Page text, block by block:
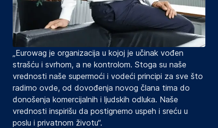
„Eurowag je organizacija u kojoj je učinak vođen
strašću i svrhom, a ne kontrolom. Stoga su naše
vrednosti naše supermoći i vodeći principi za sve što
radimo ovde, od dovođenja novog člana tima do
donošenja komercijalnih i ljudskih odluka. Naše
vrednosti inspirišu da postignemo uspeh i sreću u
poslu i privatnom životu“.